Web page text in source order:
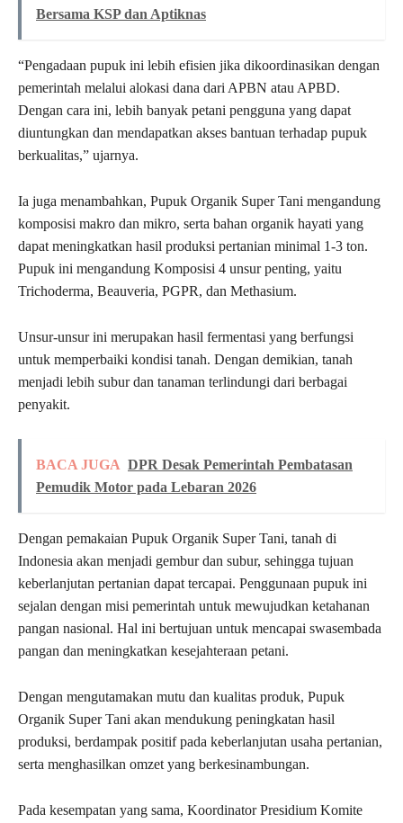
Bersama KSP dan Aptiknas
“Pengadaan pupuk ini lebih efisien jika dikoordinasikan dengan
pemerintah melalui alokasi dana dari APBN atau APBD.
Dengan cara ini, lebih banyak petani pengguna yang dapat
diuntungkan dan mendapatkan akses bantuan terhadap pupuk
berkualitas,” ujarnya.
Ia juga menambahkan, Pupuk Organik Super Tani mengandung
komposisi makro dan mikro, serta bahan organik hayati yang
dapat meningkatkan hasil produksi pertanian minimal 1-3 ton.
Pupuk ini mengandung Komposisi 4 unsur penting, yaitu
Trichoderma, Beauveria, PGPR, dan Methasium.
Unsur-unsur ini merupakan hasil fermentasi yang berfungsi
untuk memperbaiki kondisi tanah. Dengan demikian, tanah
menjadi lebih subur dan tanaman terlindungi dari berbagai
penyakit.
BACA JUGA DPR Desak Pemerintah Pembatasan
Pemudik Motor pada Lebaran 2026
Dengan pemakaian Pupuk Organik Super Tani, tanah di
Indonesia akan menjadi gembur dan subur, sehingga tujuan
keberlanjutan pertanian dapat tercapai. Penggunaan pupuk ini
sejalan dengan misi pemerintah untuk mewujudkan ketahanan
pangan nasional. Hal ini bertujuan untuk mencapai swasembada
pangan dan meningkatkan kesejahteraan petani.
Dengan mengutamakan mutu dan kualitas produk, Pupuk
Organik Super Tani akan mendukung peningkatan hasil
produksi, berdampak positif pada keberlanjutan usaha pertanian,
serta menghasilkan omzet yang berkesinambungan.
Pada kesempatan yang sama, Koordinator Presidium Komite